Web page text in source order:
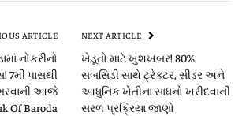
ARTICLE
નોકરીનો
7મી પાસથી
આજે
Of Baroda
NEXT ARTICLE
ખેડૂતો માટે ખુશખબર! 80%
સબસિડી સાથે ટ્રેક્ટર, સીડર અને
આધુનિક ખેતીના સાધનો ખરીદવાની
સરળ પ્રક્રિયા જાણો